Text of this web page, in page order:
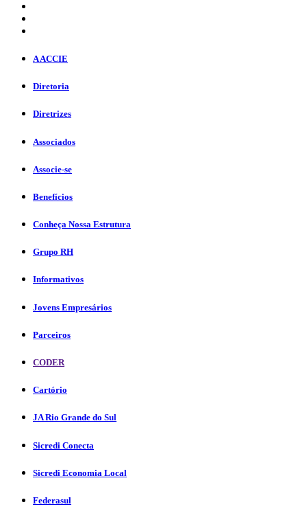
A ACCIE
Diretoria
Diretrizes
Associados
Associe-se
Benefícios
Conheça Nossa Estrutura
Grupo RH
Informativos
Jovens Empresários
Parceiros
CODER
Cartório
JA Rio Grande do Sul
Sicredi Conecta
Sicredi Economia Local
Federasul